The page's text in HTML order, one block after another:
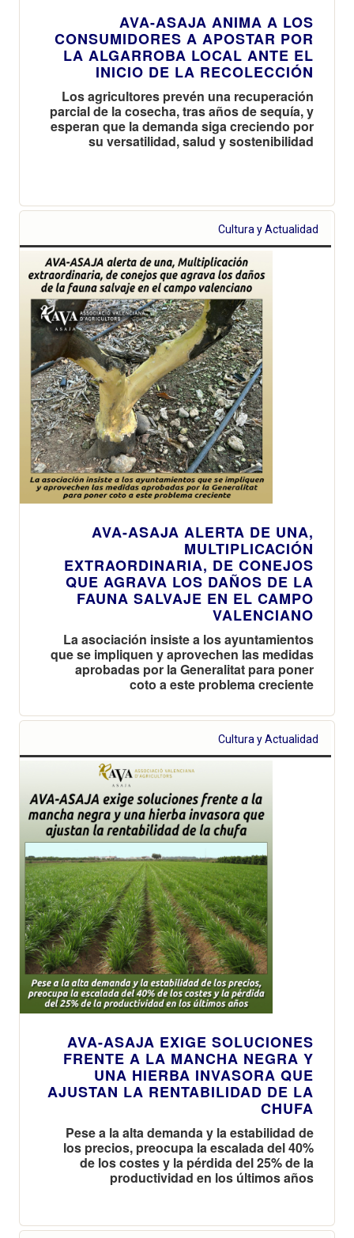
AVA-ASAJA ANIMA A LOS
CONSUMIDORES A APOSTAR POR
LA ALGARROBA LOCAL ANTE EL
INICIO DE LA RECOLECCIÓN
Los agricultores prevén una recuperación
parcial de la cosecha, tras años de sequía, y
esperan que la demanda siga creciendo por
su versatilidad, salud y sostenibilidad
Cultura y Actualidad
AVA-ASAJA ALERTA DE UNA,
MULTIPLICACIÓN
EXTRAORDINARIA, DE CONEJOS
QUE AGRAVA LOS DAÑOS DE LA
FAUNA SALVAJE EN EL CAMPO
VALENCIANO
La asociación insiste a los ayuntamientos
que se impliquen y aprovechen las medidas
aprobadas por la Generalitat para poner
coto a este problema creciente
Cultura y Actualidad
AVA-ASAJA EXIGE SOLUCIONES
FRENTE A LA MANCHA NEGRA Y
UNA HIERBA INVASORA QUE
AJUSTAN LA RENTABILIDAD DE LA
CHUFA
Pese a la alta demanda y la estabilidad de
los precios, preocupa la escalada del 40%
de los costes y la pérdida del 25% de la
productividad en los últimos años